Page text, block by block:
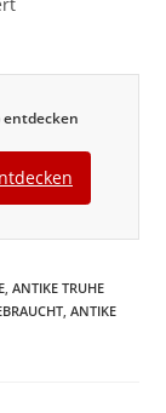
ANTIKE TRUHE
ANTIKE